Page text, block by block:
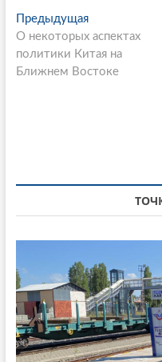
P
o
s
v
t
i
o
ПредыдущаяП
р
е
д
т
ь
я
:
О некоторых аспектах
политики Китая на
Ближнем Востоке